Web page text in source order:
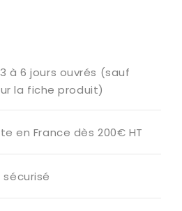
à 6 jours ouvrés (sauf
la fiche produit)
en France dès 200€ HT
sécurisé